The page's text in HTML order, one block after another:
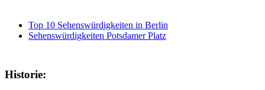
Top 10 Sehenswürdigkeiten in Berlin
Sehenswürdigkeiten Potsdamer Platz
Historie: